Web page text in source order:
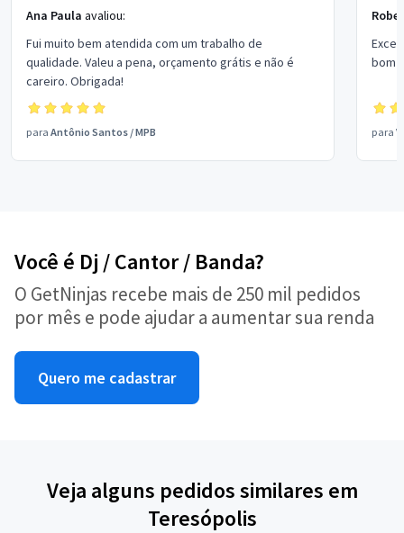
Ana Paula avaliou:
Fui muito bem atendida com um trabalho de
qualidade. Valeu a pena, orçamento grátis e não é
careiro. Obrigada!
para Antônio Santos /MPB
bom
para
Você é Dj / Cantor / Banda?
O GetNinjas recebe mais de 250 mil pedidos
por mês e pode ajudar a aumentar sua renda
Quero me cadastrar
Veja alguns pedidos similares em
Teresópolis